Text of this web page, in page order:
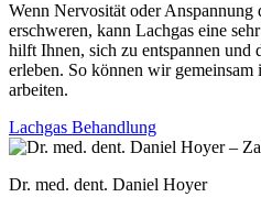
Wenn Nervosität oder Anspannung
erschweren, kann Lachgas eine
hilft Ihnen, sich zu entspannen und
erleben. So können wir
arbeiten.
Lachgas Behandlung
Dr. med. dent. Daniel Hoyer